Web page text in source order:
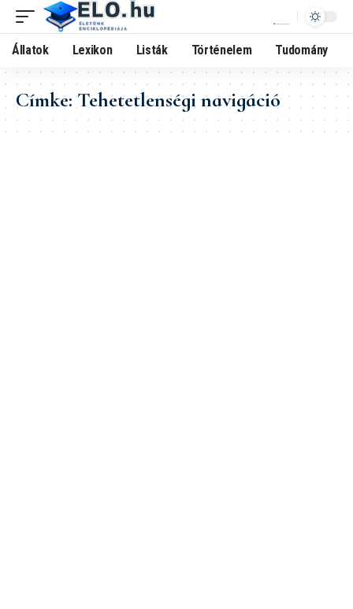
Állatok Lexikon Listák Történelem Tudomány
Címke:Tehetetlenségi navigáció